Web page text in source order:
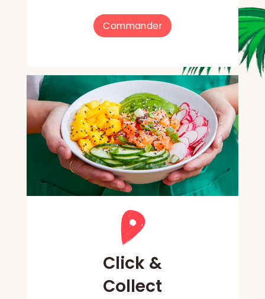
Commander
Click &
Collect